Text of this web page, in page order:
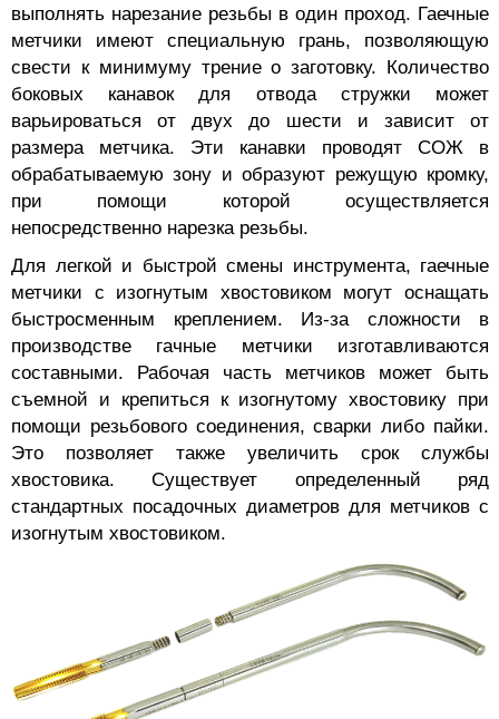
выполнять нарезание резьбы в один проход. Гаечные
метчики имеют специальную грань, позволяющую
свести к минимуму трение о заготовку. Количество
боковых канавок для отвода стружки может
варьироваться от двух до шести и зависит от
размера метчика. Эти канавки проводят СОЖ в
обрабатываемую зону и образуют режущую кромку,
при помощи которой осуществляется
непосредственно нарезка резьбы.
Для легкой и быстрой смены инструмента, гаечные
метчики с изогнутым хвостовиком могут оснащать
быстросменным креплением. Из-за сложности в
производстве гачные метчики изготавливаются
составными. Рабочая часть метчиков может быть
съемной и крепиться к изогнутому хвостовику при
помощи резьбового соединения, сварки либо пайки.
Это позволяет также увеличить срок службы
хвостовика. Существует определенный ряд
стандартных посадочных диаметров для метчиков с
изогнутым хвостовиком.